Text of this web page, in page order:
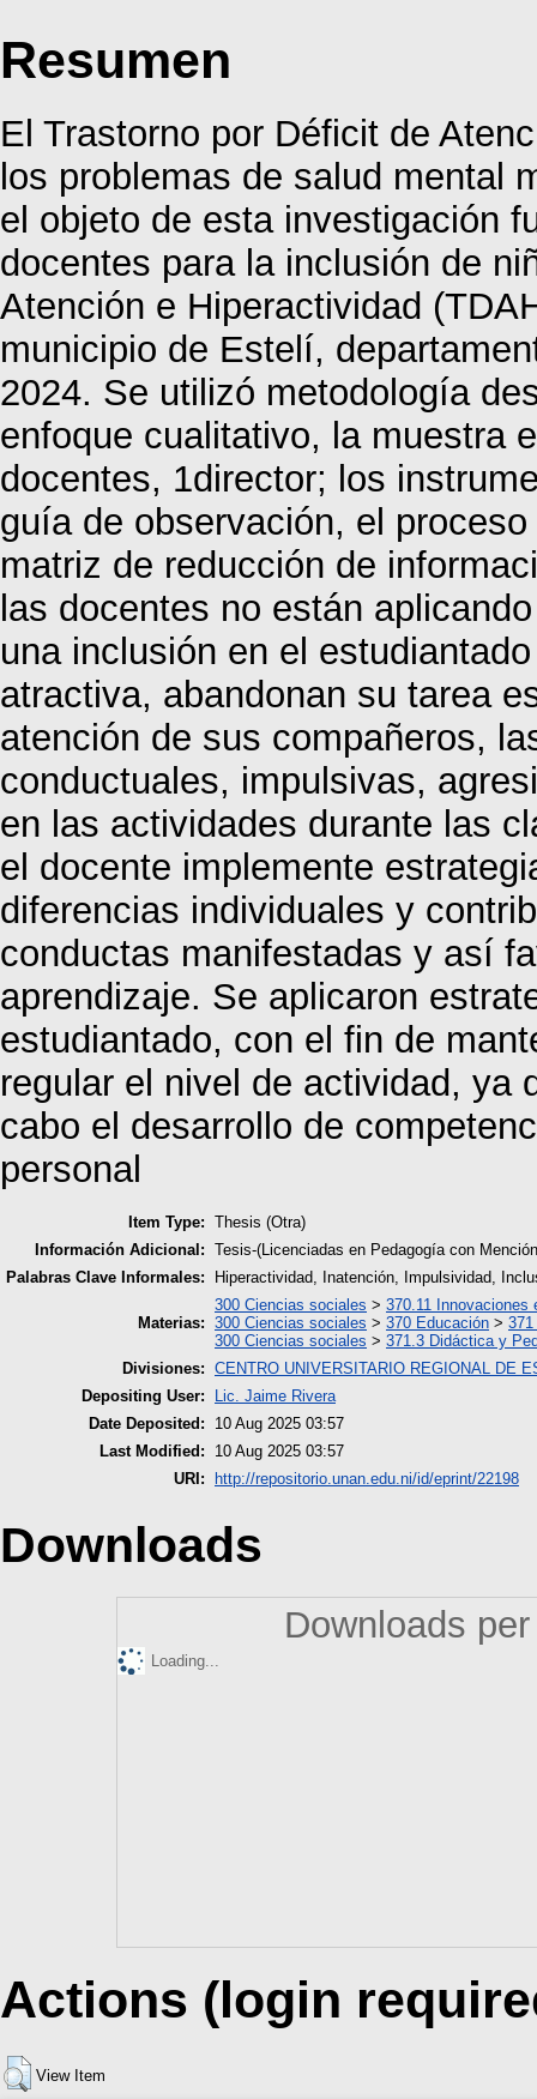
Resumen
El Trastorno por Déficit de
los problemas de salud mental
el objeto de esta investigación
docentes para la inclusión de
Atención e Hiperactividad
municipio de Estelí,
2024. Se utilizó metodología
enfoque cualitativo, la muestra
docentes, 1director; los
guía de observación, el
matriz de reducción de
las docentes no están
una inclusión en el
atractiva, abandonan su tarea
atención de sus compañeros,
conductuales, impulsivas,
en las actividades durante las
el docente implemente
diferencias individuales y
conductas manifestadas y así
aprendizaje. Se aplicaron
estudiantado, con el fin de
regular el nivel de actividad, ya
cabo el desarrollo de
personal
Item Type: Thesis (Otra)
Información Adicional: Tesis-(Licenciadas en Pedagogía con
Palabras Clave Informales:
Hiperactividad, Inatención, Impulsividad,
Materias:
300 Ciencias sociales > 370.11 Innovaciones
300 Ciencias sociales > 370 Educación >
300 Ciencias sociales > 371.3 Didáctica y
Divisiones: CENTRO UNIVERSITARIO REGIONAL DE
Depositing User:
Lic. Jaime Rivera
Date Deposited:
10 Aug 2025 03:57
Last Modified:
10 Aug 2025 03:57
URI:
http://repositorio.unan.edu.ni/id/eprint/22198
Downloads
Downloads
Loading...
Actions (login
View Item